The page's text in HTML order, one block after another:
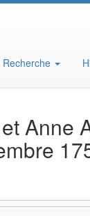
Recherche
Anne